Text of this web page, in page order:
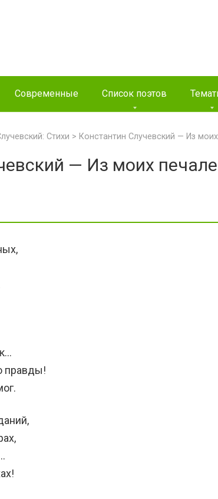
Современные Список поэтов
Стихи > Константин Случевский — Из
— Из моих
правды!